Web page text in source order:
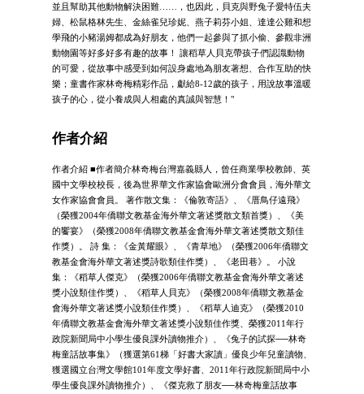
並且幫助其他動物解決困難……，也因此，貝克與野兔子愛特伍夫
婦、松鼠格林先生、金絲雀兒珍妮、燕子莉芬小姐、達達公雞和想
學飛的小豬湯姆都成為好朋友，他們一起參與了抓小偷、參觀非洲
動物園等好多好多有趣的故事！ 讓稻草人貝克帶孩子們認識動物
的可愛，從故事中感受到如何設身處地為朋友著想、合作互助的快
樂；童書作家林奇梅精彩作品，獻給8-12歲的孩子，用說故事溫暖
孩子的心，從小養成與人相處的真誠與智慧！"
作者介紹
作者介紹 ■作者簡介林奇梅台灣嘉義縣人，曾任商業學校教師、英
國中文學校校長，後為世界華文作家協會歐洲分會會員，海外華文
女作家協會會員。 著作散文集：《倫敦寄語》、《厝鳥仔遠飛》
（榮獲2004年僑聯文教基金海外華文著述獎散文類首獎）、《美
的饗宴》（榮獲2008年僑聯文教基金會海外華文著述獎散文類佳
作獎）。 詩 集：《金黃耀眼》、《青草地》（榮獲2006年僑聯文
教基金會海外華文著述獎詩歌類佳作獎）、《老田巷》。 小說
集：《稻草人傑克》（榮獲2006年僑聯文教基金會海外華文著述
獎小說類佳作獎）、《稻草人貝克》（榮獲2008年僑聯文教基金
會海外華文著述獎小說類佳作獎）、《稻草人迪克》（榮獲2010
年僑聯文教基金會海外華文著述獎小說類佳作獎、榮獲2011年行
政院新聞局中小學生優良課外讀物推介）、《兔子的試探──林奇
梅童話故事集》（獲選第61梯「好書大家讀」優良少年兒童讀物、
獲選國立台灣文學館101年度文學好書、2011年行政院新聞局中小
學生優良課外讀物推介）、《傑克救了朋友──林奇梅童話故事